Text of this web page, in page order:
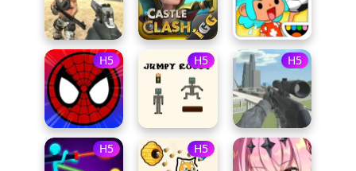
H5 H5 H5
H5 H5